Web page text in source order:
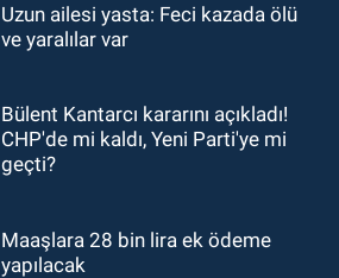
19:46Cumhurbaşkanı Erdoğan’ın
GÜNDEM
18:48Yeni başkan belli oldu:
Kongrede dostluk mesajları
Uzun ailesi yasta: Feci kazada ölü
ve yaralılar var
Bülent Kantarcı kararını açıkladı!
CHP'de mi kaldı, Yeni Parti'ye mi
geçti?
Maaşlara 28 bin lira ek ödeme
yapılacak